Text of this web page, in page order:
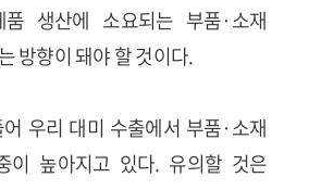
품 생산에 소요되는 부품·소재
방향이 돼야 할 것이다.
우리 대미 수출에서 부품·소재
이 높아지고 있다. 유의할 것은